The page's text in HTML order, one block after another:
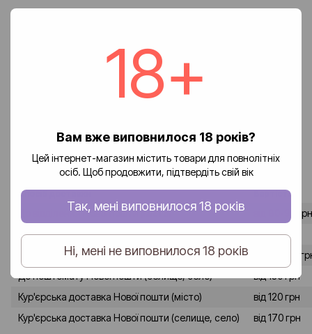
18+
Вам вже виповнилося 18 років?
Цей інтернет-магазин містить товари для повнолітніх
осіб. Щоб продовжити, підтвердіть свій вік
Так, мені виповнилося 18 років
Ні, мені не виповнилося 18 років
Оплата
🚚 Вартість доставки
Доставка замовлень по Україні здійснюється службою «Нова
Спосіб доставки Вартість
До відділення Нової пошти (місто)
від 80-90 грн
До відділення Нової пошти (селище, село)
від 120 грн
До поштомату Нової пошти (місто)
від 90-100
До поштомату Нової пошти (селище, село)
від 130 грн
Кур'єрська доставка Нової пошти (місто)
від 120 грн
Кур'єрська доставка Нової пошти (селище, село)
від 170 грн